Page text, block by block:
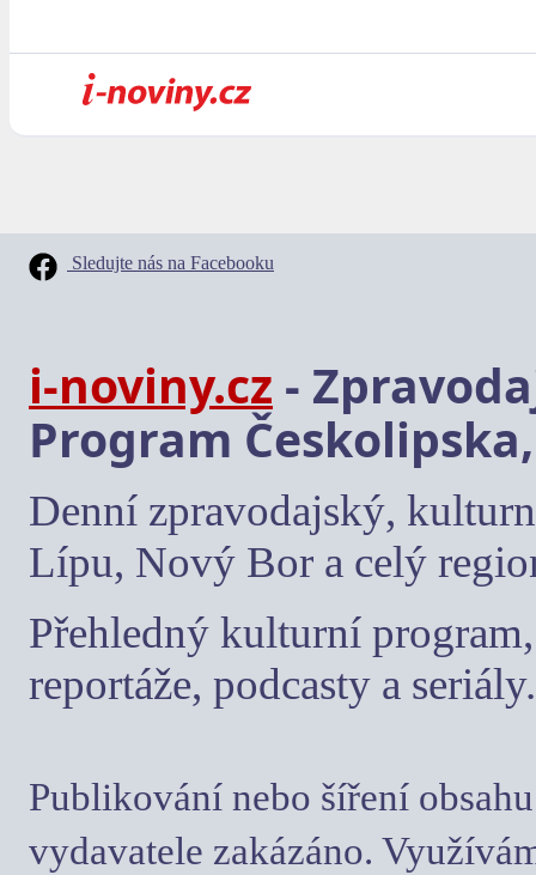
Sledujte nás na Facebooku
i-noviny.cz -
Program
Denní zpravodajský,
Lípu, Nový Bor a celý
Přehledný kulturní
reportáže, podcasty a seriály.
Publikování nebo šíření
vydavatele zakázáno.